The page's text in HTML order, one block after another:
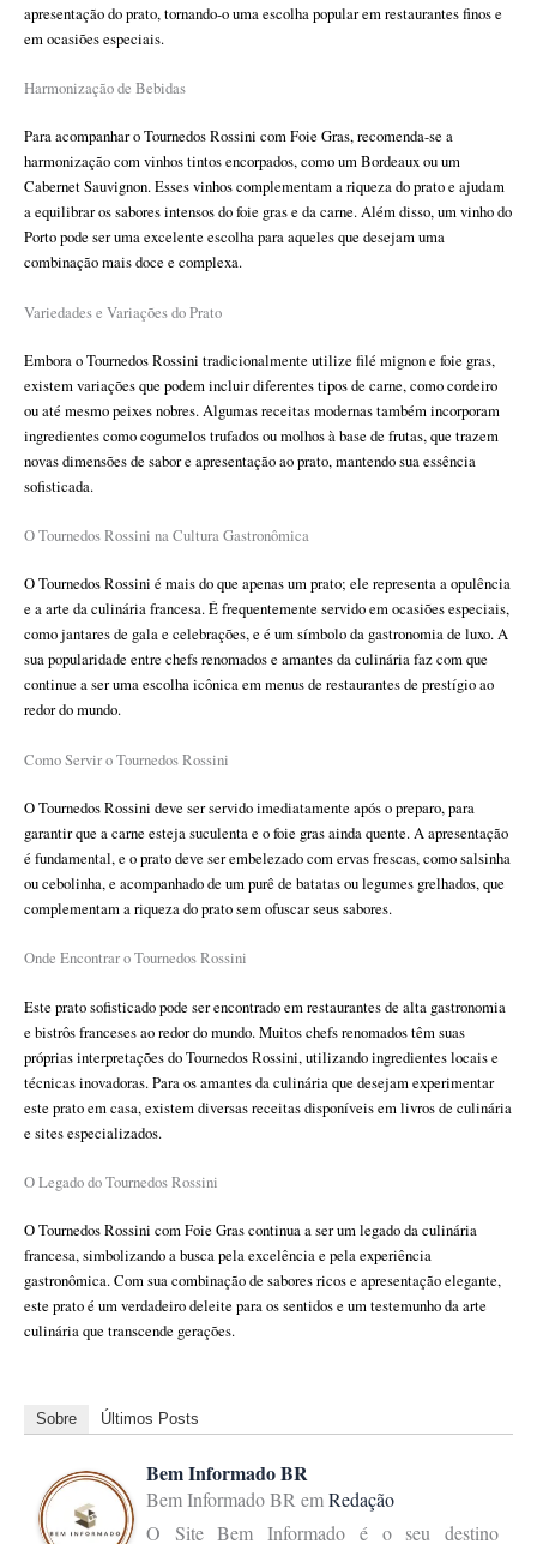
apresentação do prato, tornando-o uma escolha popular em restaurantes finos e
em ocasiões especiais.
Harmonização de Bebidas
Para acompanhar o Tournedos Rossini com Foie Gras, recomenda-se a
harmonização com vinhos tintos encorpados, como um Bordeaux ou um
Cabernet Sauvignon. Esses vinhos complementam a riqueza do prato e ajudam
a equilibrar os sabores intensos do foie gras e da carne. Além disso, um vinho do
Porto pode ser uma excelente escolha para aqueles que desejam uma
combinação mais doce e complexa.
Variedades e Variações do Prato
Embora o Tournedos Rossini tradicionalmente utilize filé mignon e foie gras,
existem variações que podem incluir diferentes tipos de carne, como cordeiro
ou até mesmo peixes nobres. Algumas receitas modernas também incorporam
ingredientes como cogumelos trufados ou molhos à base de frutas, que trazem
novas dimensões de sabor e apresentação ao prato, mantendo sua essência
sofisticada.
O Tournedos Rossini na Cultura Gastronômica
O Tournedos Rossini é mais do que apenas um prato; ele representa a opulência
e a arte da culinária francesa. É frequentemente servido em ocasiões especiais,
como jantares de gala e celebrações, e é um símbolo da gastronomia de luxo. A
sua popularidade entre chefs renomados e amantes da culinária faz com que
continue a ser uma escolha icônica em menus de restaurantes de prestígio ao
redor do mundo.
Como Servir o Tournedos Rossini
O Tournedos Rossini deve ser servido imediatamente após o preparo, para
garantir que a carne esteja suculenta e o foie gras ainda quente. A apresentação
é fundamental, e o prato deve ser embelezado com ervas frescas, como salsinha
ou cebolinha, e acompanhado de um purê de batatas ou legumes grelhados, que
complementam a riqueza do prato sem ofuscar seus sabores.
Onde Encontrar o Tournedos Rossini
Este prato sofisticado pode ser encontrado em restaurantes de alta gastronomia
e bistrôs franceses ao redor do mundo. Muitos chefs renomados têm suas
próprias interpretações do Tournedos Rossini, utilizando ingredientes locais e
técnicas inovadoras. Para os amantes da culinária que desejam experimentar
este prato em casa, existem diversas receitas disponíveis em livros de culinária
e sites especializados.
O Legado do Tournedos Rossini
O Tournedos Rossini com Foie Gras continua a ser um legado da culinária
francesa, simbolizando a busca pela excelência e pela experiência
gastronômica. Com sua combinação de sabores ricos e apresentação elegante,
este prato é um verdadeiro deleite para os sentidos e um testemunho da arte
culinária que transcende gerações.
Sobre Últimos Posts
Bem Informado BR
Bem Informado BR emRedação
O Site Bem Informado é o seu destino